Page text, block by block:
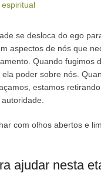
se desloca do ego
aspectos de nós que
Quando fugimos
poder sobre nós.
estamos
com olhos abertos e
ajudar nesta